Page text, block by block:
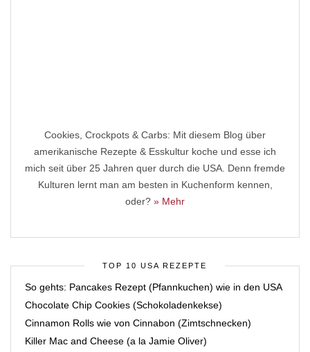
Cookies, Crockpots & Carbs: Mit diesem Blog über
amerikanische Rezepte & Esskultur koche und esse ich
mich seit über 25 Jahren quer durch die USA. Denn fremde
Kulturen lernt man am besten in Kuchenform kennen,
oder? » Mehr
TOP 10 USA REZEPTE
So gehts: Pancakes Rezept (Pfannkuchen) wie in den USA
Chocolate Chip Cookies (Schokoladenkekse)
Cinnamon Rolls wie von Cinnabon (Zimtschnecken)
Killer Mac and Cheese (a la Jamie Oliver)